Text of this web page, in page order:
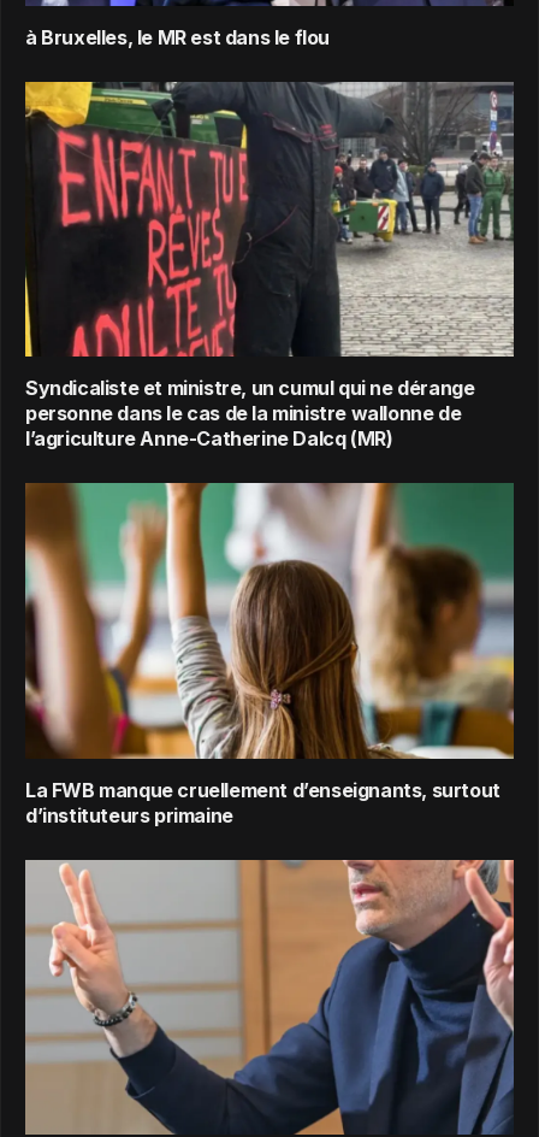
à Bruxelles, le MR est dans le flou
Syndicaliste et ministre, un cumul qui ne dérange
personne dans le cas de la ministre wallonne de
l’agriculture Anne-Catherine Dalcq (MR)
La FWB manque cruellement d’enseignants, surtout
d’instituteurs primaine